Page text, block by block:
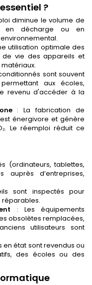
?
diminue le volume de
en décharge ou en
utilisation optimale des
de vie des appareils et
sont souvent
aux écoles,
revenu d'accéder à la
: La fabrication de
énergivore et génère
Le réemploi réduit ce
(ordinateurs, tablettes,
auprès d’entreprises,
sont inspectés pour
réparables.
: Les équipements
obsolètes remplacées,
utilisateurs sont
en état sont revendus ou
des écoles ou des